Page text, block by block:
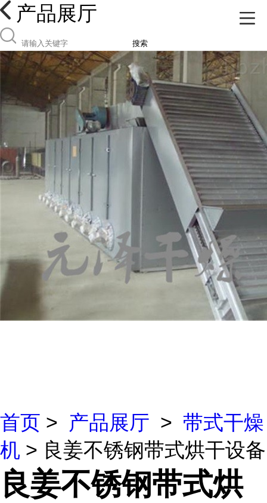
产品展厅
搜索
首页 > 产品展厅 > 带式干燥
机 > 良姜不锈钢带式烘干设备
良姜不锈钢带式烘